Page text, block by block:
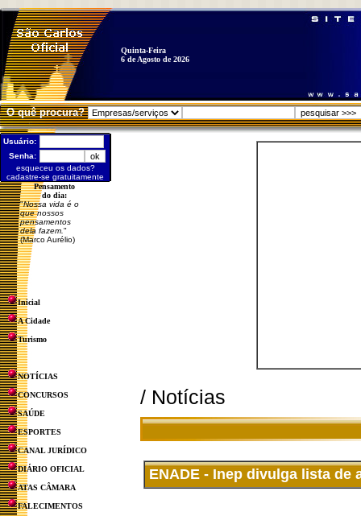
Quinta-Feira
6 de Agosto de 2026
O quê procura?
Usuário:
Senha:
esqueceu os dados?
cadastre-se gratuitamente
Pensamento
do dia:
"Nossa vida é o
que nossos
pensamentos
dela fazem. "
(Marco Aurélio)
Inicial
A Cidade
Turismo
NOTÍCIAS
CONCURSOS
SAÚDE
ESPORTES
CANAL JURÍDICO
DIÁRIO OFICIAL
ATAS CÂMARA
FALECIMENTOS
/ Notícias
ENADE - Inep divulga lista de